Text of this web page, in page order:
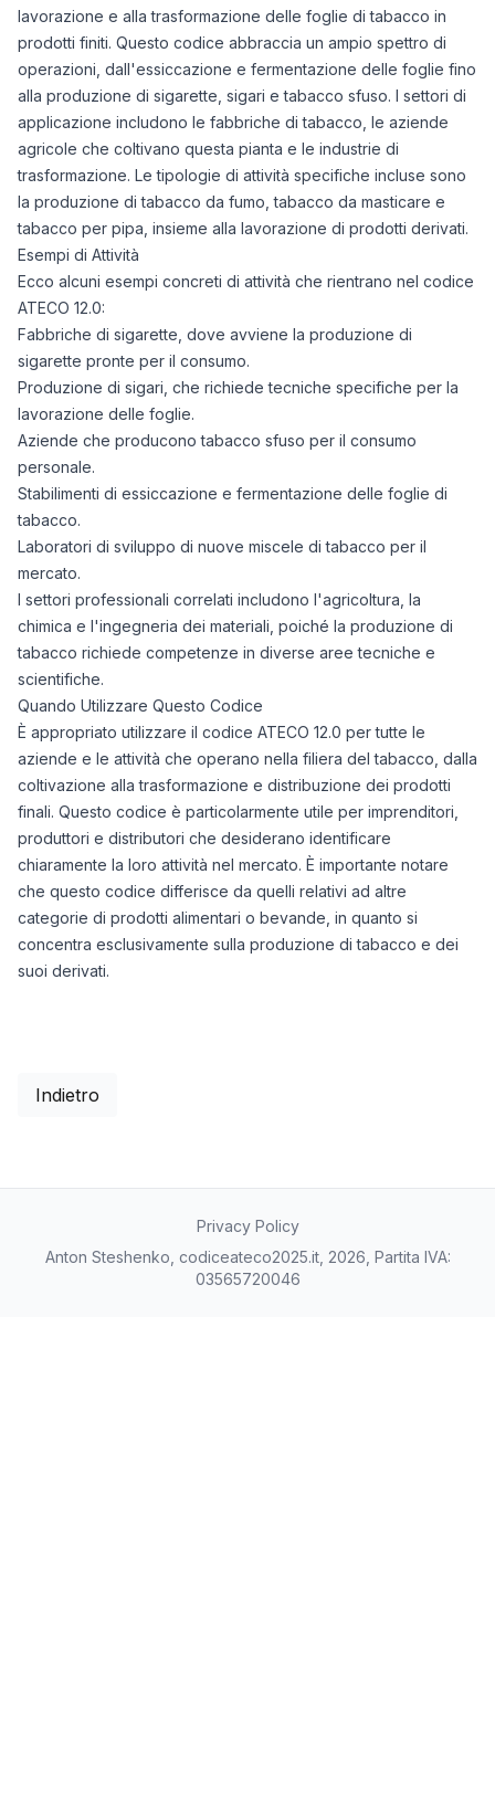
lavorazione e alla trasformazione delle foglie di tabacco in
prodotti finiti. Questo codice abbraccia un ampio spettro di
operazioni, dall'essiccazione e fermentazione delle foglie fino
alla produzione di sigarette, sigari e tabacco sfuso. I settori di
applicazione includono le fabbriche di tabacco, le aziende
agricole che coltivano questa pianta e le industrie di
trasformazione. Le tipologie di attività specifiche incluse sono
la produzione di tabacco da fumo, tabacco da masticare e
tabacco per pipa, insieme alla lavorazione di prodotti derivati.
Esempi di Attività
Ecco alcuni esempi concreti di attività che rientrano nel codice
ATECO 12.0:
Fabbriche di sigarette, dove avviene la produzione di
sigarette pronte per il consumo.
Produzione di sigari, che richiede tecniche specifiche per la
lavorazione delle foglie.
Aziende che producono tabacco sfuso per il consumo
personale.
Stabilimenti di essiccazione e fermentazione delle foglie di
tabacco.
Laboratori di sviluppo di nuove miscele di tabacco per il
mercato.
I settori professionali correlati includono l'agricoltura, la
chimica e l'ingegneria dei materiali, poiché la produzione di
tabacco richiede competenze in diverse aree tecniche e
scientifiche.
Quando Utilizzare Questo Codice
È appropriato utilizzare il codice ATECO 12.0 per tutte le
aziende e le attività che operano nella filiera del tabacco, dalla
coltivazione alla trasformazione e distribuzione dei prodotti
finali. Questo codice è particolarmente utile per imprenditori,
produttori e distributori che desiderano identificare
chiaramente la loro attività nel mercato. È importante notare
che questo codice differisce da quelli relativi ad altre
categorie di prodotti alimentari o bevande, in quanto si
concentra esclusivamente sulla produzione di tabacco e dei
suoi derivati.
Indietro
Privacy Policy
Anton Steshenko, codiceateco2025.it, 2026, Partita IVA:
03565720046